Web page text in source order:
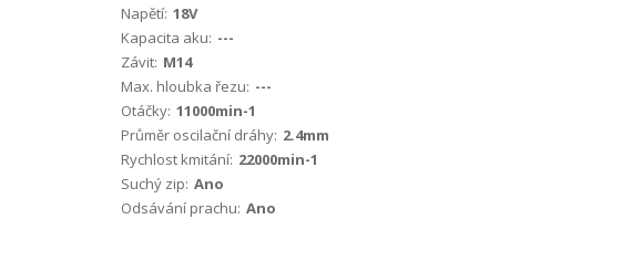
Napětí: 18V
Kapacita aku: ---
Závit: M14
Max. hloubka řezu: ---
Otáčky: 11000min-1
Průměr oscilační dráhy: 2.4mm
Rychlost kmitání: 22000min-1
Suchý zip: Ano
Odsávání prachu: Ano